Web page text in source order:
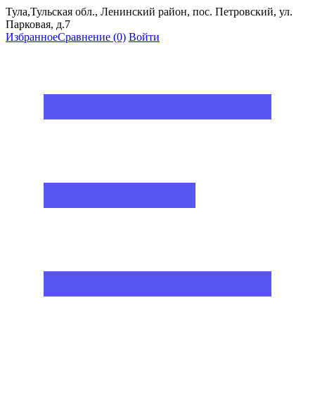
Тула,Тульская обл., Ленинский район, пос. Петровский, ул.
Парковая, д.7
ИзбранноеСравнение (0) Войти